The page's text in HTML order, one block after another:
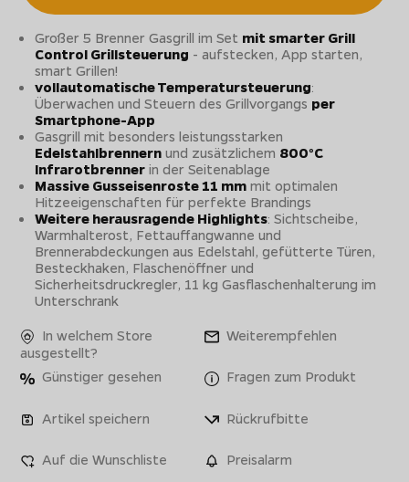
Großer 5 Brenner Gasgrill im Set mit smarter Grill
Control Grillsteuerung - aufstecken, App starten,
smart Grillen!
vollautomatische Temperatursteuerung:
Überwachen und Steuern des Grillvorgangs per
Smartphone-App
Gasgrill mit besonders leistungsstarken
Edelstahlbrennern und zusätzlichem 800°C
Infrarotbrenner in der Seitenablage
Massive Gusseisenroste 11 mm mit optimalen
Hitzeeigenschaften für perfekte Brandings
Weitere herausragende Highlights: Sichtscheibe,
Warmhalterost, Fettauffangwanne und
Brennerabdeckungen aus Edelstahl, gefütterte Türen,
Besteckhaken, Flaschenöffner und
Sicherheitsdruckregler, 11 kg Gasflaschenhalterung im
Unterschrank
In welchem Store
ausgestellt?
Weiterempfehlen
Günstiger gesehen Fragen zum Produkt
Artikel speichern Rückrufbitte
Auf die Wunschliste Preisalarm